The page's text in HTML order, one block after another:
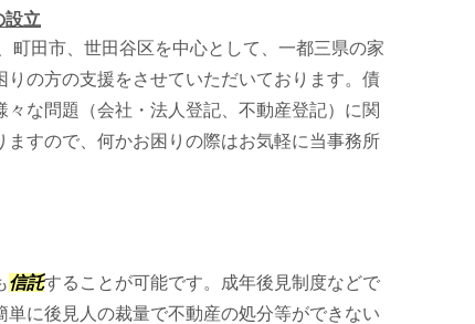
設立
町田市、世田谷区を中心として、一都三県の家
りの方の支援をさせていただいております。債
な問題（会社・法人登記、不動産登記）に関
すので、何かお困りの際はお気軽に当事務所
信託することが可能です。成年後見制度などで
に後見人の裁量で不動産の処分等ができない